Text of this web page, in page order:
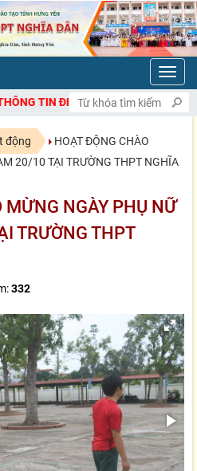
TRƯỜNG THPT NGHĨA DÂN
động
HOẠT ĐỘNG CHÀO
20/10 TẠI TRƯỜNG THPT NGHĨA
MỪNG NGÀY PHỤ NỮ
TRƯỜNG THPT
332